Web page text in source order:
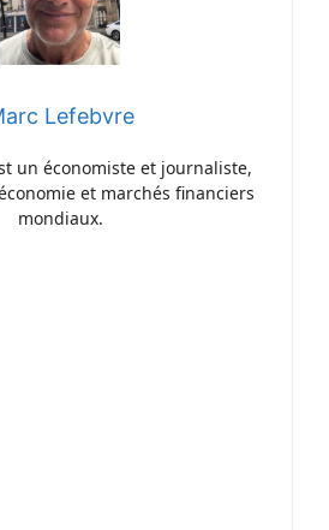
Lefebvre
un économiste et journaliste,
et marchés financiers
mondiaux.